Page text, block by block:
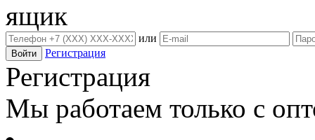
ящик
или
Регистрация
Регистрация
Мы работаем только с